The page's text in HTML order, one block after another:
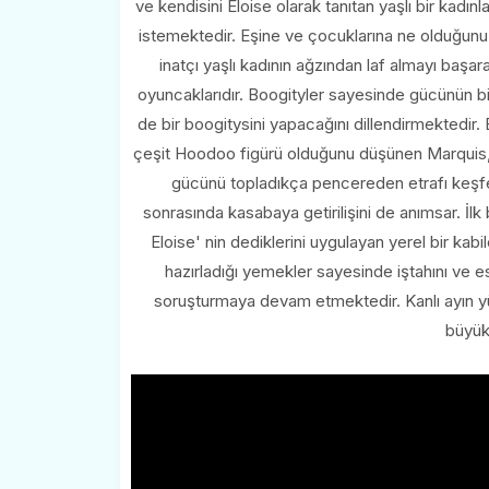
ve kendisini Eloise olarak tanıtan yaşlı bir
istemektedir. Eşine ve çocuklarına ne
inatçı yaşlı kadının ağzından laf almayı
oyuncaklarıdır. Boogityler sayesinde gücünün
de bir boogitysini yapacağını dillendirmektedir.
çeşit Hoodoo figürü olduğunu düşünen
gücünü topladıkça pencereden etrafı
sonrasında kasabaya getirilişini de anımsar.
Eloise' nin dediklerini uygulayan yerel bir
hazırladığı yemekler sayesinde iştahını
soruşturmaya devam etmektedir. Kanlı ayın